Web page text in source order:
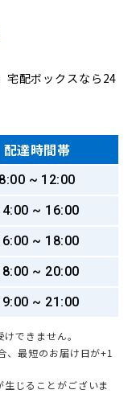
宅配ボックスなら24
配達時間帯
8:00 ~ 12:00
~ 16:00
~ 18:00
~ 20:00
~ 21:00
できません。
最短のお届け日が+1
じることがございま